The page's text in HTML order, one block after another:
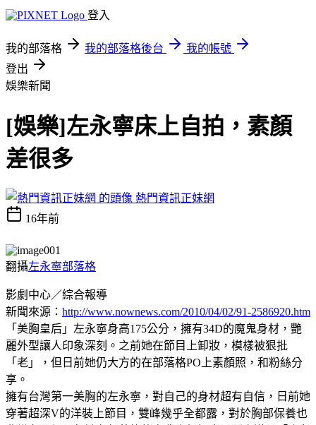
登入
我的部落格 我的部落格後台
我的帳號
登出
娛樂新聞
[娛樂]左永寧床上自拍，素顏
差很多
熱門資訊正妹網
16年前
翻攝左永寧部落格
影劇中心／綜合報導
新聞來源： http://www.nownews.com/2010/04/02/91-2586920.htm
「美胸皇后」左永寧身高175公分，擁有34D的魔鬼身材，艷
麗外型讓人印象深刻。之前她在節目上卸妝，模樣被狠批
「老」，但日前她仍大方的在部落格PO上素顏照，和粉絲分
享。
擁有台灣第一美胸的左永寧，對自己的身材超有自信，日前她
穿著超深V的洋裝上節目，雙峰幾乎全都露，對於胸部保養也